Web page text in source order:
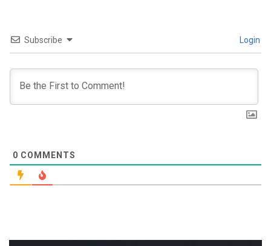
Subscribe Login
0 COMMENTS